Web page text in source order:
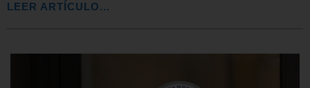
LEER ARTÍCULO...